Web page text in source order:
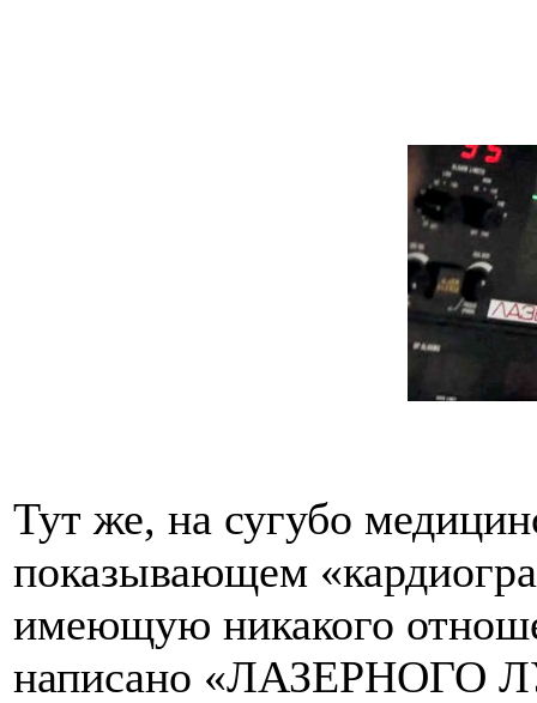
Тут же, на сугубо
показывающем
имеющую никакого
написано «ЛАЗЕРНОГО